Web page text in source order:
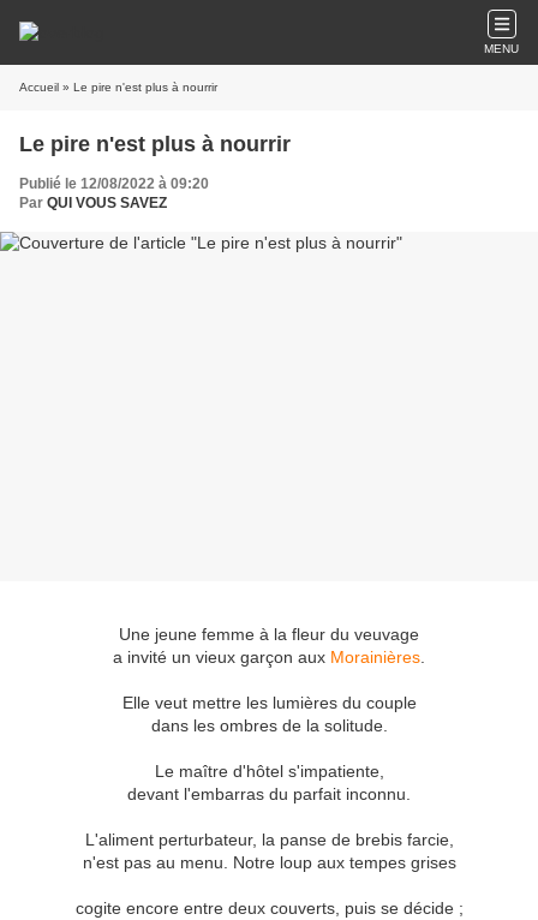
MENU
Accueil » Le pire n'est plus à nourrir
Le pire n'est plus à nourrir
Publié le 12/08/2022 à 09:20
Par QUI VOUS SAVEZ
Une jeune femme à la fleur du veuvage
a invité un vieux garçon aux Morainières
Elle veut mettre les lumières du couple
dans les ombres de la solitude.
Le maître d'hôtel s'impatiente,
devant l'embarras du parfait inconnu.
L'aliment perturbateur, la panse de brebis farcie,
n'est pas au menu. Notre loup aux tempes grises
cogite encore entre deux couverts, puis se décide ;